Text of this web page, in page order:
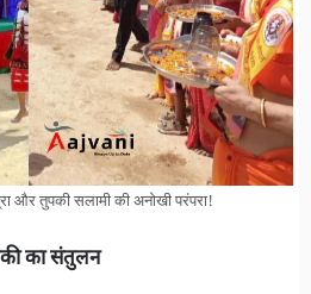
और तुपकी सलामी की अनोखी परंपरा!
का संतुलन